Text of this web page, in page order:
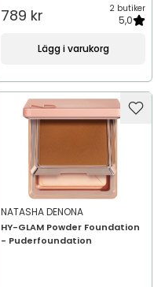
789 kr 2 butiker
5,0
Lägg i varukorg
NATASHA DENONA
HY-GLAM Powder Foundation
- Puderfoundation